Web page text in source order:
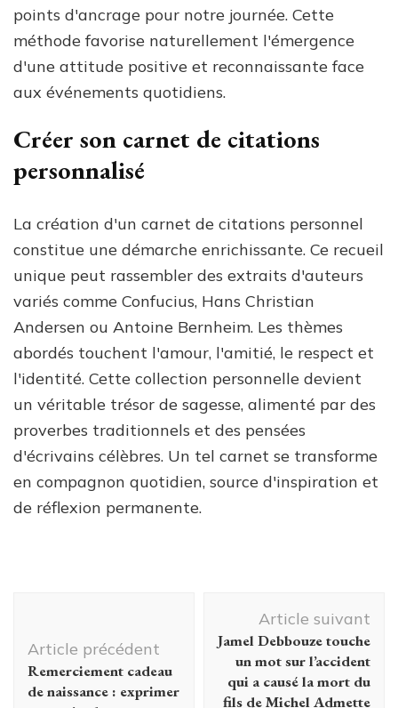
points d'ancrage pour notre journée. Cette
méthode favorise naturellement l'émergence
d'une attitude positive et reconnaissante face
aux événements quotidiens.
Créer son carnet de citations
personnalisé
La création d'un carnet de citations personnel
constitue une démarche enrichissante. Ce recueil
unique peut rassembler des extraits d'auteurs
variés comme Confucius, Hans Christian
Andersen ou Antoine Bernheim. Les thèmes
abordés touchent l'amour, l'amitié, le respect et
l'identité. Cette collection personnelle devient
un véritable trésor de sagesse, alimenté par des
proverbes traditionnels et des pensées
d'écrivains célèbres. Un tel carnet se transforme
en compagnon quotidien, source d'inspiration et
de réflexion permanente.
Article précédent
Remerciement cadeau
de naissance : exprimer
Article suivant
Jamel Debbouze touche
un mot sur l’accident
qui a causé la mort du
fils de Michel Admette